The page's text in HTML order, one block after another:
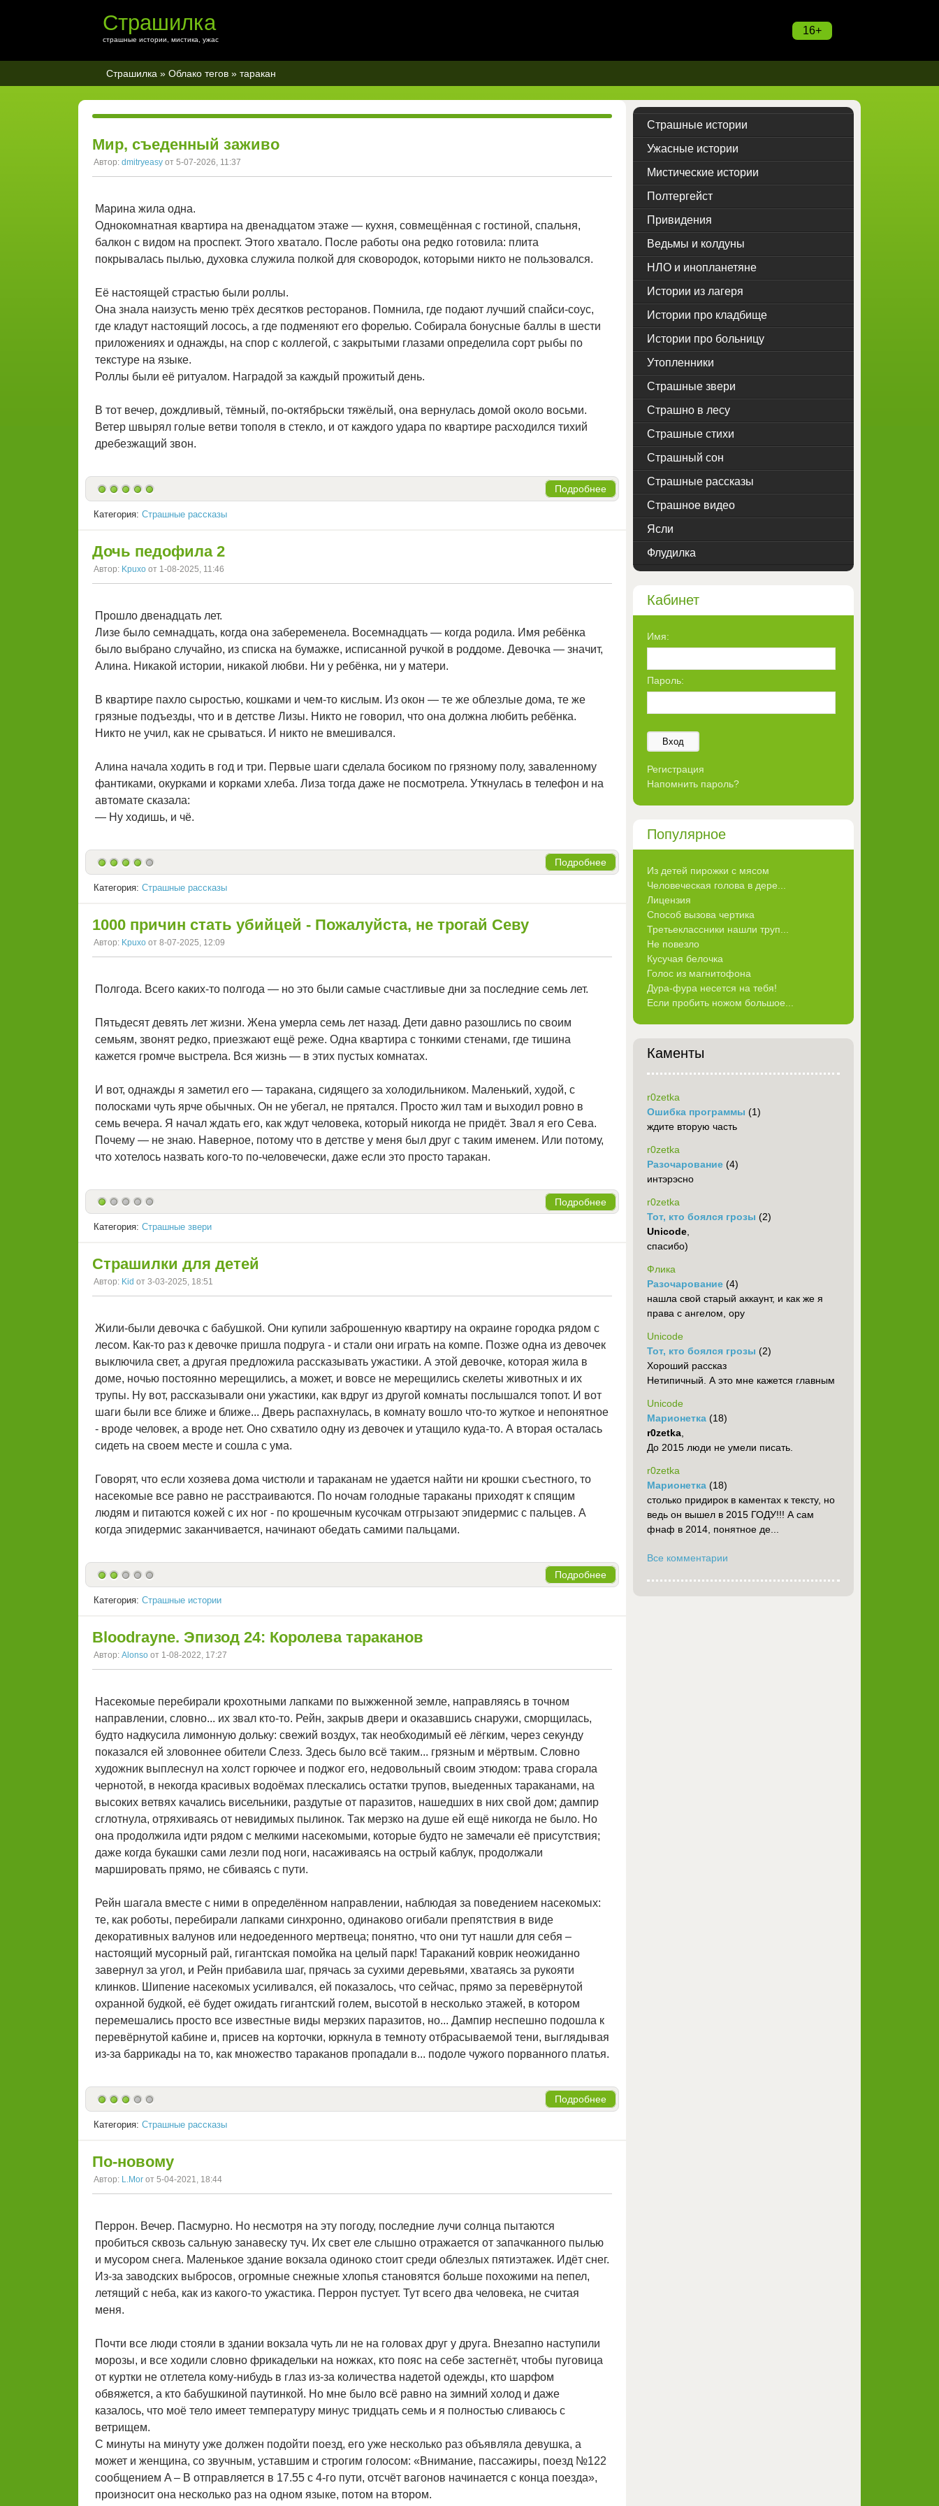
16+
Страшилка
страшные истории, мистика, ужас
Страшилка » Облако тегов » таракан
Мир, съеденный заживо
Автор: dmitryeasy от 5-07-2026, 11:37
Марина жила одна.
Однокомнатная квартира на двенадцатом этаже — кухня, совмещённая с гостиной, спальня,
балкон с видом на проспект. Этого хватало. После работы она редко готовила: плита
покрывалась пылью, духовка служила полкой для сковородок, которыми никто не пользовался.
Её настоящей страстью были роллы.
Она знала наизусть меню трёх десятков ресторанов. Помнила, где подают лучший спайси-соус,
где кладут настоящий лосось, а где подменяют его форелью. Собирала бонусные баллы в шести
приложениях и однажды, на спор с коллегой, с закрытыми глазами определила сорт рыбы по
текстуре на языке.
Роллы были её ритуалом. Наградой за каждый прожитый день.
В тот вечер, дождливый, тёмный, по-октябрьски тяжёлый, она вернулась домой около восьми.
Ветер швырял голые ветви тополя в стекло, и от каждого удара по квартире расходился тихий
дребезжащий звон.
Подробнее
Категория: Страшные рассказы
Дочь педофила 2
Автор: Kpuxo от 1-08-2025, 11:46
Прошло двенадцать лет.
Лизе было семнадцать, когда она забеременела. Восемнадцать — когда родила. Имя ребёнка
было выбрано случайно, из списка на бумажке, исписанной ручкой в роддоме. Девочка — значит,
Алина. Никакой истории, никакой любви. Ни у ребёнка, ни у матери.
В квартире пахло сыростью, кошками и чем-то кислым. Из окон — те же облезлые дома, те же
грязные подъезды, что и в детстве Лизы. Никто не говорил, что она должна любить ребёнка.
Никто не учил, как не срываться. И никто не вмешивался.
Алина начала ходить в год и три. Первые шаги сделала босиком по грязному полу, заваленному
фантиками, окурками и корками хлеба. Лиза тогда даже не посмотрела. Уткнулась в телефон и на
автомате сказала:
— Ну ходишь, и чё.
Подробнее
Категория: Страшные рассказы
1000 причин стать убийцей - Пожалуйста, не трогай Севу
Автор: Kpuxo от 8-07-2025, 12:09
Полгода. Всего каких-то полгода — но это были самые счастливые дни за последние семь лет.
Пятьдесят девять лет жизни. Жена умерла семь лет назад. Дети давно разошлись по своим
семьям, звонят редко, приезжают ещё реже. Одна квартира с тонкими стенами, где тишина
кажется громче выстрела. Вся жизнь — в этих пустых комнатах.
И вот, однажды я заметил его — таракана, сидящего за холодильником. Маленький, худой, с
полосками чуть ярче обычных. Он не убегал, не прятался. Просто жил там и выходил ровно в
семь вечера. Я начал ждать его, как ждут человека, который никогда не придёт. Звал я его Сева.
Почему — не знаю. Наверное, потому что в детстве у меня был друг с таким именем. Или потому,
что хотелось назвать кого-то по-человечески, даже если это просто таракан.
Подробнее
Категория: Страшные звери
Страшилки для детей
Автор: Kid от 3-03-2025, 18:51
Жили-были девочка с бабушкой. Они купили заброшенную квартиру на окраине городка рядом с
лесом. Как-то раз к девочке пришла подруга - и стали они играть на компе. Позже одна из девочек
выключила свет, а другая предложила рассказывать ужастики. А этой девочке, которая жила в
доме, ночью постоянно мерещились, а может, и вовсе не мерещились скелеты животных и их
трупы. Ну вот, рассказывали они ужастики, как вдруг из другой комнаты послышался топот. И вот
шаги были все ближе и ближе... Дверь распахнулась, в комнату вошло что-то жуткое и непонятное
- вроде человек, а вроде нет. Оно схватило одну из девочек и утащило куда-то. А вторая осталась
сидеть на своем месте и сошла с ума.
Говорят, что если хозяева дома чистюли и тараканам не удается найти ни крошки съестного, то
насекомые все равно не расстраиваются. По ночам голодные тараканы приходят к спящим
людям и питаются кожей с их ног - по крошечным кусочкам отгрызают эпидермис с пальцев. А
когда эпидермис заканчивается, начинают обедать самими пальцами.
Подробнее
Категория: Страшные истории
Bloodrayne. Эпизод 24: Королева тараканов
Автор: Alonso от 1-08-2022, 17:27
Насекомые перебирали крохотными лапками по выжженной земле, направляясь в точном
направлении, словно... их звал кто-то. Рейн, закрыв двери и оказавшись снаружи, сморщилась,
будто надкусила лимонную дольку: свежий воздух, так необходимый её лёгким, через секунду
показался ей зловоннее обители Слезз. Здесь было всё таким... грязным и мёртвым. Словно
художник выплеснул на холст горючее и поджог его, недовольный своим этюдом: трава сгорала
чернотой, в некогда красивых водоёмах плескались остатки трупов, выеденных тараканами, на
высоких ветвях качались висельники, раздутые от паразитов, нашедших в них свой дом; дампир
сглотнула, отряхиваясь от невидимых пылинок. Так мерзко на душе ей ещё никогда не было. Но
она продолжила идти рядом с мелкими насекомыми, которые будто не замечали её присутствия;
даже когда букашки сами лезли под ноги, насаживаясь на острый каблук, продолжали
маршировать прямо, не сбиваясь с пути.
Рейн шагала вместе с ними в определённом направлении, наблюдая за поведением насекомых:
те, как роботы, перебирали лапками синхронно, одинаково огибали препятствия в виде
декоративных валунов или недоеденного мертвеца; понятно, что они тут нашли для себя –
настоящий мусорный рай, гигантская помойка на целый парк! Тараканий коврик неожиданно
завернул за угол, и Рейн прибавила шаг, прячась за сухими деревьями, хватаясь за рукояти
клинков. Шипение насекомых усиливался, ей показалось, что сейчас, прямо за перевёрнутой
охранной будкой, её будет ожидать гигантский голем, высотой в несколько этажей, в котором
перемешались просто все известные виды мерзких паразитов, но... Дампир неспешно подошла к
перевёрнутой кабине и, присев на корточки, юркнула в темноту отбрасываемой тени, выглядывая
из-за баррикады на то, как множество тараканов пропадали в... подоле чужого порванного платья.
Подробнее
Категория: Страшные рассказы
По-новому
Автор: L.Mor от 5-04-2021, 18:44
Перрон. Вечер. Пасмурно. Но несмотря на эту погоду, последние лучи солнца пытаются
пробиться сквозь сальную занавеску туч. Их свет еле слышно отражается от запачканного пылью
и мусором снега. Маленькое здание вокзала одиноко стоит среди облезлых пятиэтажек. Идёт снег.
Из-за заводских выбросов, огромные снежные хлопья становятся больше похожими на пепел,
летящий с неба, как из какого-то ужастика. Перрон пустует. Тут всего два человека, не считая
меня.
Почти все люди стояли в здании вокзала чуть ли не на головах друг у друга. Внезапно наступили
морозы, и все ходили словно фрикадельки на ножках, кто пояс на себе застегнёт, чтобы пуговица
от куртки не отлетела кому-нибудь в глаз из-за количества надетой одежды, кто шарфом
обвяжется, а кто бабушкиной паутинкой. Но мне было всё равно на зимний холод и даже
казалось, что моё тело имеет температуру минус тридцать семь и я полностью сливаюсь с
ветрищем.
С минуты на минуту уже должен подойти поезд, его уже несколько раз объявляла девушка, а
может и женщина, со звучным, уставшим и строгим голосом: «Внимание, пассажиры, поезд №122
сообщением A – B отправляется в 17.55 с 4-го пути, отсчёт вагонов начинается с конца поезда»,
произносит она несколько раз на одном языке, потом на втором.
Страшные истории
Ужасные истории
Мистические истории
Полтергейст
Привидения
Ведьмы и колдуны
НЛО и инопланетяне
Истории из лагеря
Истории про кладбище
Истории про больницу
Утопленники
Страшные звери
Страшно в лесу
Страшные стихи
Страшный сон
Страшные рассказы
Страшное видео
Ясли
Флудилка
Кабинет
Имя:
Пароль:
Вход
Регистрация
Напомнить пароль?
Популярное
Из детей пирожки с мясом
Человеческая голова в дере...
Лицензия
Способ вызова чертика
Третьеклассники нашли труп...
Не повезло
Кусучая белочка
Голос из магнитофона
Дура-фура несется на тебя!
Если пробить ножом большое...
Каменты
r0zetka
Ошибка программы (1)
ждите вторую часть
r0zetka
Разочарование (4)
интэрэсно
r0zetka
Тот, кто боялся грозы (2)
Unicode
спасибо)
Флика
Разочарование (4)
нашла свой старый аккаунт, и как же я
права с ангелом, ору
Unicode
Тот, кто боялся грозы (2)
Хороший рассказ
Нетипичный. А это мне кажется главным
Unicode
Марионетка (18)
r0zetka
До 2015 люди не умели писать.
r0zetka
Марионетка (18)
столько придирок в каментах к тексту, но
ведь он вышел в 2015 ГОДУ!!! А сам
фнаф в 2014, понятное де...
Все комментарии